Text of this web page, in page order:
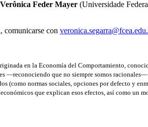
Verônica Feder Mayer (Universidade
comunicarse con
en la Economía del Comportamiento,
—reconociendo que no siempre somos
(como normas sociales, opciones por defecto y
que explican esos efectos, así como un